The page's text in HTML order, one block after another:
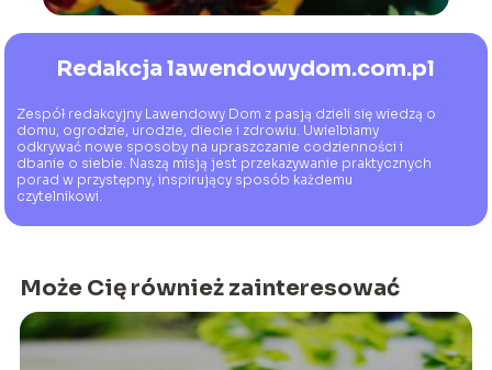
Redakcja lawendowydom.com.pl
Zespół redakcyjny Lawendowy Dom z pasją dzieli się wiedzą o
domu, ogrodzie, urodzie, diecie i zdrowiu. Uwielbiamy
odkrywać nowe sposoby na upraszczanie codzienności i
dbanie o siebie. Naszą misją jest przekazywanie praktycznych
porad w przystępny, inspirujący sposób każdemu
czytelnikowi.
Może Cię również zainteresować